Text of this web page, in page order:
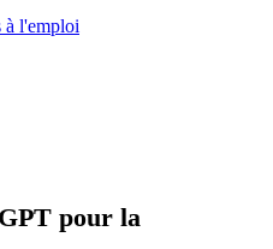
à l'emploi
pour la